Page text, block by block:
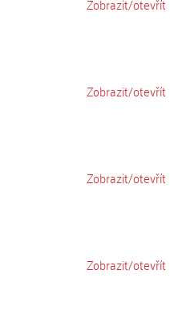
Zobrazit/otevřít
Zobrazit/otevřít
Zobrazit/otevřít